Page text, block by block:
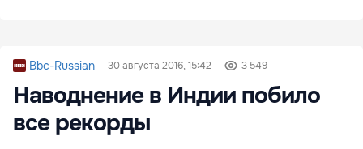
Bbc-Russian 30 августа 2016, 15:42 3 549
Наводнение в Индии побило
все рекорды